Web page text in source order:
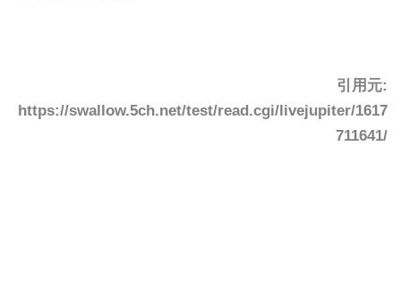
引用元:
https://swallow.5ch.net/test/read.cgi/livejupiter/1617
711641/